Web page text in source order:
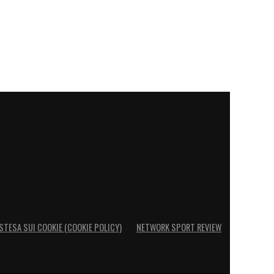
SUI COOKIE (COOKIE POLICY) NETWORK SPORT REVIEW